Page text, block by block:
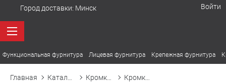
Город доставки: Минск Войти
Функциональная фурнитура Лицевая фурнитура Крепежная фурнитура
Главная